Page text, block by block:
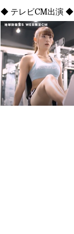
◆ テレビCM出演 ◆